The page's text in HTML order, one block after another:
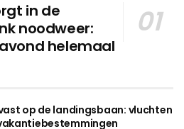
in de
noodweer:
helemaal
op de landingsbaan: vluchten